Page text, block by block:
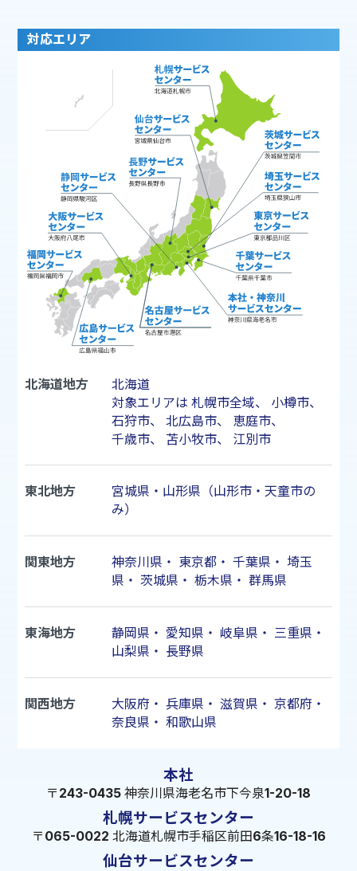
対応エリア
北海道地方
北海道
対象エリアは 札幌市全域、 小樽市、
石狩市、 北広島市、 恵庭市、
千歳市、 苫小牧市、 江別市
東北地方
宮城県・山形県（山形市・天童市の
み）
関東地方 神奈川県 ・ 東京都・ 千葉県 ・ 埼玉
県 ・ 茨城県 ・ 栃木県 ・ 群馬県
東海地方 静岡県 ・ 愛知県 ・ 岐阜県 ・ 三重県 ・
山梨県 ・ 長野県
関西地方 大阪府 ・ 兵庫県 ・ 滋賀県 ・ 京都府 ・
奈良県 ・ 和歌山県
本社
〒243-0435 神奈川県海老名市下今泉1-20-18
札幌サービスセンター
〒065-0022 北海道札幌市手稲区前田6条16-18-16
仙台サービスセンター